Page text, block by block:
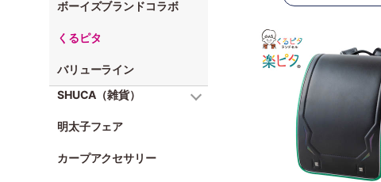
ボーイズブランドコラボ
くるピタ
バリューライン
SHUCA（雑貨）
明太子フェア
カープアクセサリー